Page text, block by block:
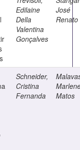
Edilaine
Della
Valentina
Gonçalves
José
Renato
Schneider,
Cristina
Fernanda
Matos